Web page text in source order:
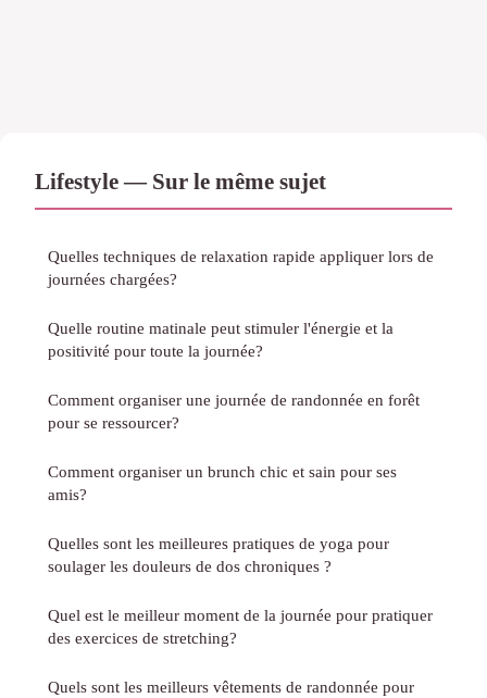
Lifestyle — Sur le même sujet
Quelles techniques de relaxation rapide appliquer lors de
journées chargées?
Quelle routine matinale peut stimuler l'énergie et la
positivité pour toute la journée?
Comment organiser une journée de randonnée en forêt
pour se ressourcer?
Comment organiser un brunch chic et sain pour ses
amis?
Quelles sont les meilleures pratiques de yoga pour
soulager les douleurs de dos chroniques ?
Quel est le meilleur moment de la journée pour pratiquer
des exercices de stretching?
Quels sont les meilleurs vêtements de randonnée pour